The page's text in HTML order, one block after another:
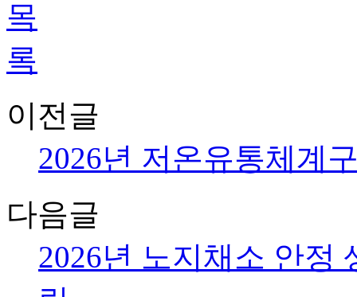
이전글
2026년 저온유통체계
다음글
2026년 노지채소 안정